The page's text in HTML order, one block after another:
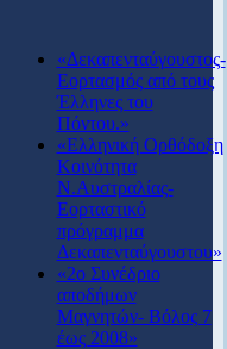
«Δεκαπενταύγουστος-
Εορτασμός από τους
Έλληνες του
Πόντου.»
«Ελληνική Ορθόδοξη
Κοινότητα
Ν.Αυστραλίας-
Εορταστικό
πρόγραμμα
Δεκαπενταύγουστου»
«2ο Συνέδριο
αποδήμων
Μαγνητών- Βόλος 7
έως 2008»